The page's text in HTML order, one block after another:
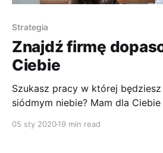
Strategia
Znajdź firmę
Ciebie
Szukasz pracy w której będziesz
siódmym niebie? Mam dla
05 sty 202019 min read